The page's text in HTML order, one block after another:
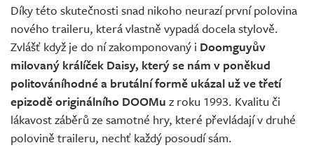
Díky této skutečnosti snad nikoho neurazí první polovina
nového traileru, která vlastně vypadá docela stylově.
Zvlášť když je do ní zakomponovaný i Doomguyův
milovaný králíček Daisy, který se nám v poněkud
politováníhodné a brutální formě ukázal už ve třetí
epizodě originálního DOOMu z roku 1993. Kvalitu či
lákavost záběrů ze samotné hry, které převládají v druhé
polovině traileru, nechť každý posoudí sám.